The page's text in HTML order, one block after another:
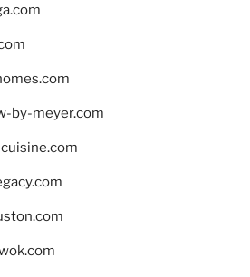
by-meyer.com